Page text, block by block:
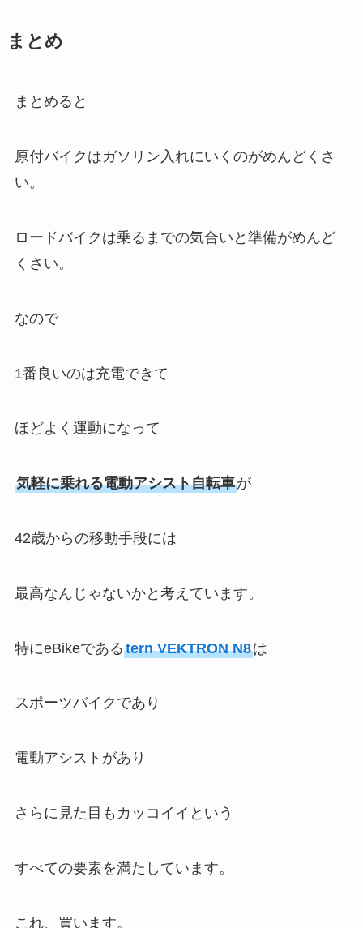
まとめ
まとめると
原付バイクはガソリン入れにいくのがめんどくさ
い。
ロードバイクは乗るまでの気合いと準備がめんど
くさい。
なので
1番良いのは充電できて
ほどよく運動になって
気軽に乗れる電動アシスト自転車が
42歳からの移動手段には
最高なんじゃないかと考えています。
特にeBikeであるtern VEKTRON N8は
スポーツバイクであり
電動アシストがあり
さらに見た目もカッコイイという
すべての要素を満たしています。
これ、買います。